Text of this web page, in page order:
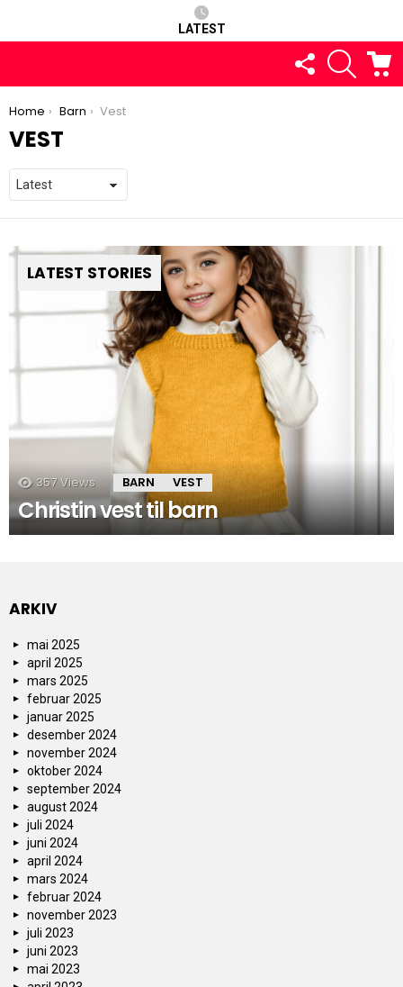
LATEST
FOLLOW
US
SEARCH
You are here:
Home Barn Vest
VEST
LATEST STORIES
357 Views BARN VEST
Christin vest til barn
ARKIV
mai 2025
april 2025
mars 2025
februar 2025
januar 2025
desember 2024
november 2024
oktober 2024
september 2024
august 2024
juli 2024
juni 2024
april 2024
mars 2024
februar 2024
november 2023
juli 2023
juni 2023
mai 2023